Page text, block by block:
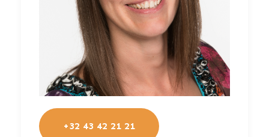
+32 43 42 21 21